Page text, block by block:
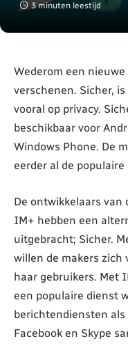
3 minuten leestijd
Wederom een
verschenen. Sicher,
vooral op privacy.
beschikbaar voor
Windows Phone. De
eerder al de
De ontwikkelaars
IM+ hebben een
uitgebracht; Sicher.
willen de makers zich
haar gebruikers. Met
een populaire dienst
berichtendiensten als
Facebook en Skype